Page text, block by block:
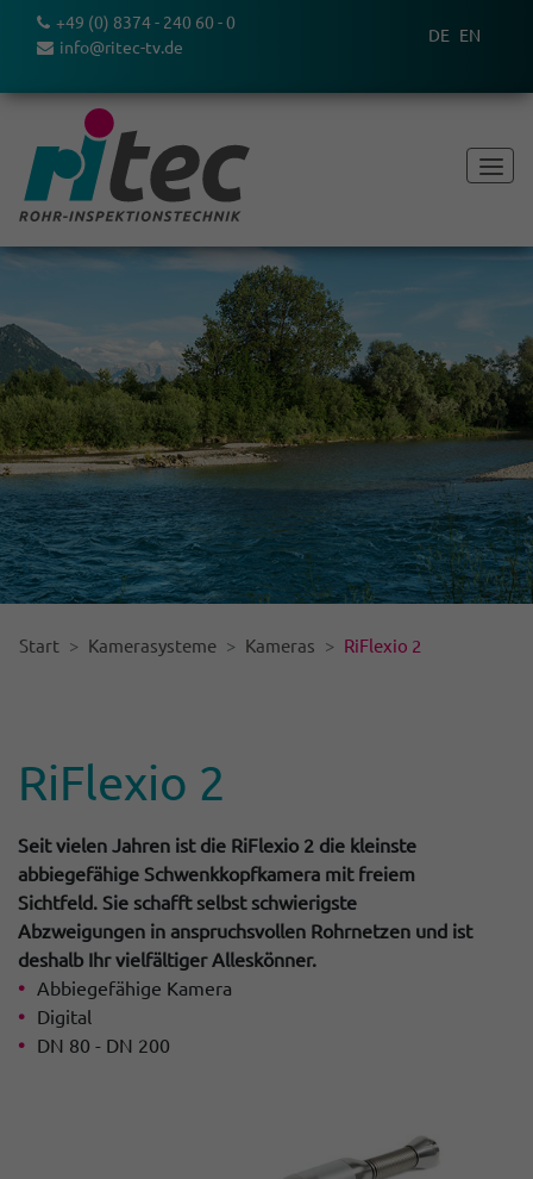
+49 (0) 8374 - 240 60 - 0
info@ritec-tv.de
DE EN
Start Kamerasysteme Kameras RiFlexio 2
RiFlexio 2
Seit vielen Jahren ist die RiFlexio 2 die kleinste
abbiegefähige Schwenkkopfkamera mit freiem
Sichtfeld. Sie schafft selbst schwierigste
Abzweigungen in anspruchsvollen Rohrnetzen und ist
deshalb Ihr vielfältiger Alleskönner.
Abbiegefähige Kamera
Digital
DN 80 - DN 200